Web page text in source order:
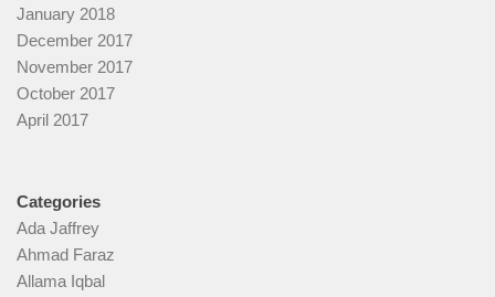
January 2018
December 2017
November 2017
October 2017
April 2017
Categories
Ada Jaffrey
Ahmad Faraz
Allama Iqbal